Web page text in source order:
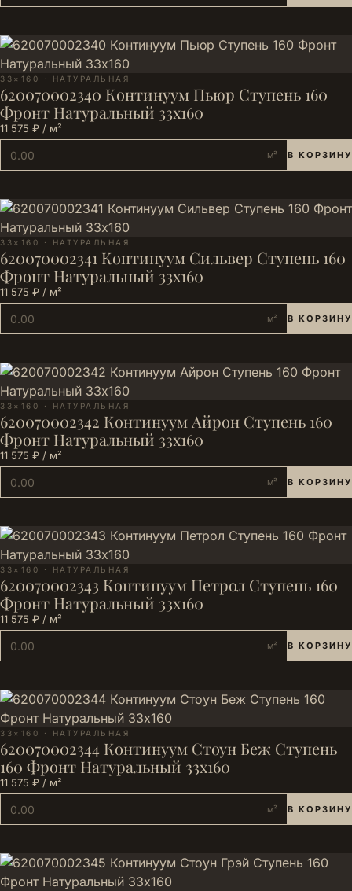
33×160 · НАТУРАЛЬНАЯ
620070002340 Континуум Пьюр Ступень 160
Фронт Натуральный 33х160
11 575 ₽ / м²
м² В КОРЗИНУ
33×160 · НАТУРАЛЬНАЯ
620070002341 Континуум Сильвер Ступень 160
Фронт Натуральный 33х160
11 575 ₽ / м²
м² В КОРЗИНУ
33×160 · НАТУРАЛЬНАЯ
620070002342 Континуум Айрон Ступень 160
Фронт Натуральный 33х160
11 575 ₽ / м²
м² В КОРЗИНУ
33×160 · НАТУРАЛЬНАЯ
620070002343 Континуум Петрол Ступень 160
Фронт Натуральный 33х160
11 575 ₽ / м²
м² В КОРЗИНУ
33×160 · НАТУРАЛЬНАЯ
620070002344 Континуум Стоун Беж Ступень
160 Фронт Натуральный 33х160
11 575 ₽ / м²
м² В КОРЗИНУ